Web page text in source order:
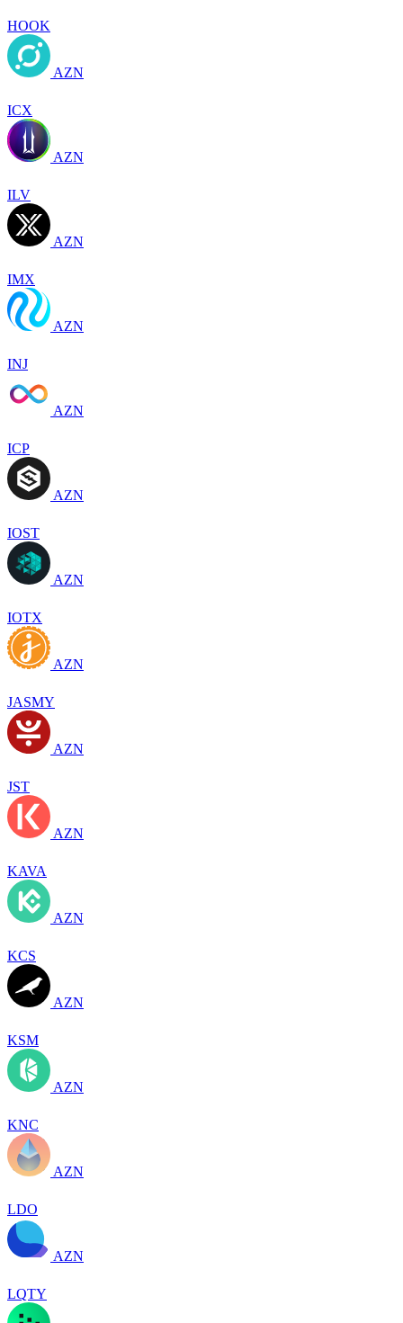
HOOK
AZN
ICX
AZN
ILV
AZN
IMX
AZN
INJ
AZN
ICP
AZN
IOST
AZN
IOTX
AZN
JASMY
AZN
JST
AZN
KAVA
AZN
KCS
AZN
KSM
AZN
KNC
AZN
LDO
AZN
LQTY